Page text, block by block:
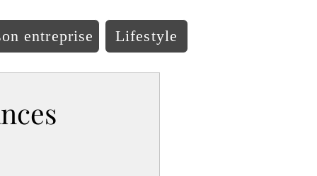
entreprise Lifestyle